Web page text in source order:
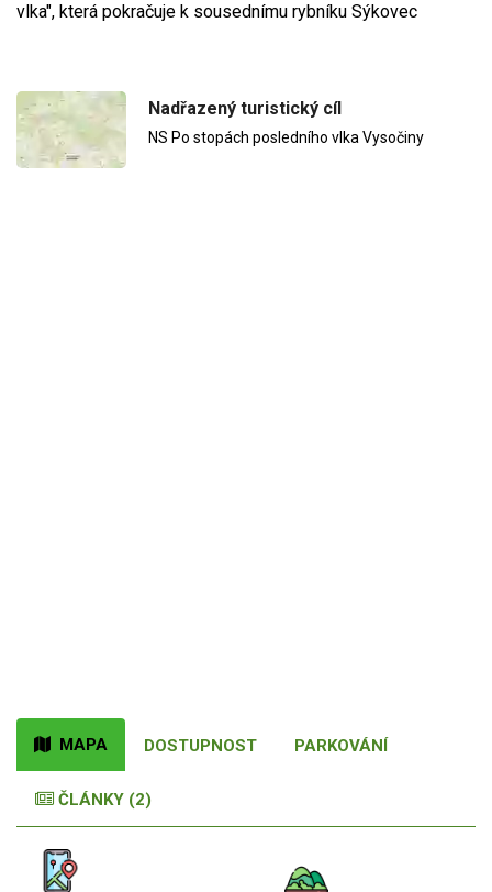
vlka", která pokračuje k sousednímu rybníku Sýkovec
Nadřazený turistický cíl
NS Po stopách posledního vlka Vysočiny
MAPA DOSTUPNOST PARKOVÁNÍ
ČLÁNKY (2)